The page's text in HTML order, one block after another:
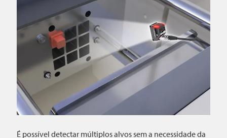
É possível detectar múltiplos alvos sem a necessidade da